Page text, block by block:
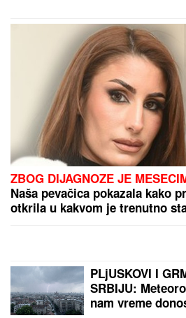
ZBOG DIJAGNOZE JE
Naša pevačica pokazala kako
otkrila u kakvom je trenutno
PLjUSKOVI I
SRBIJU:
nam vreme